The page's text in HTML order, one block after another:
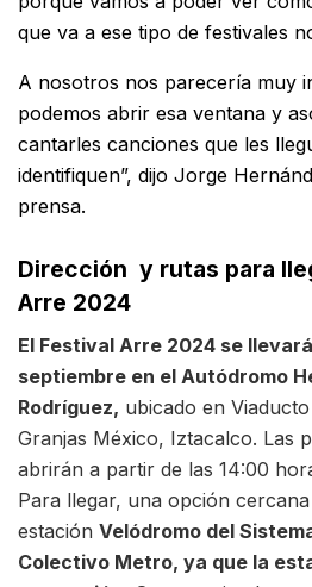
que va a ese tipo de festivales
A nosotros nos parecería muy
podemos abrir esa ventana y
cantarles canciones que les
identifiquen”, dijo Jorge
prensa.
Dirección y rutas para
Arre 2024
El Festival Arre 2024 se
septiembre en el Autódromo
Rodríguez, ubicado en
Granjas México, Iztacalco. Las
abrirán a partir de las 14:00
Para llegar, una opción
estación Velódromo del
Colectivo Metro, ya que la